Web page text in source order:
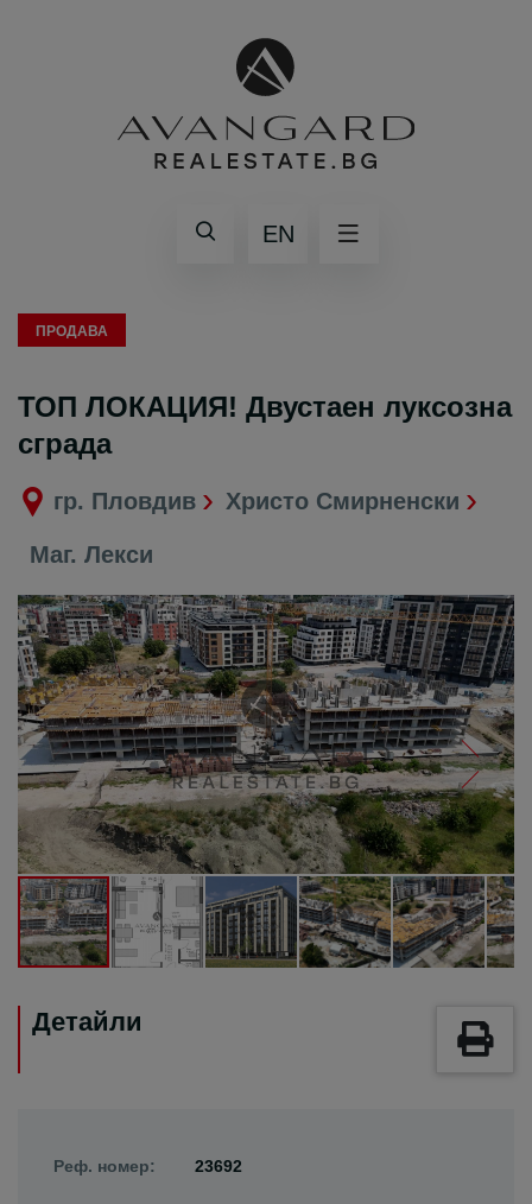
EN
ПРОДАВА
ТОП ЛОКАЦИЯ! Двустаен луксозна
сграда
гр. Пловдив Христо Смирненски
Маг. Лекси
Детайли
Реф. номер: 23692